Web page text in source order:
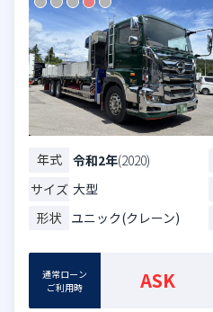
年式 令和2年(2020)
サイズ 大型
形状 ユニック(クレーン)
通常ローン
ご利用時
ASK